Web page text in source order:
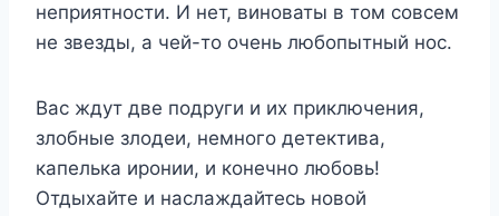
неприятности. И нет, виноваты в том совсем
не звезды, а чей-то очень любопытный нос.
Вас ждут две подруги и их приключения,
злобные злодеи, немного детектива,
капелька иронии, и конечно любовь!
Отдыхайте и наслаждайтесь новой